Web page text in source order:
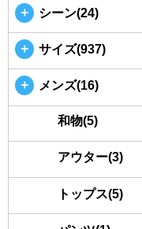
＋ シーン(24)
＋ サイズ(937)
＋ メンズ(16)
和物(5)
アウター(3)
トップス(5)